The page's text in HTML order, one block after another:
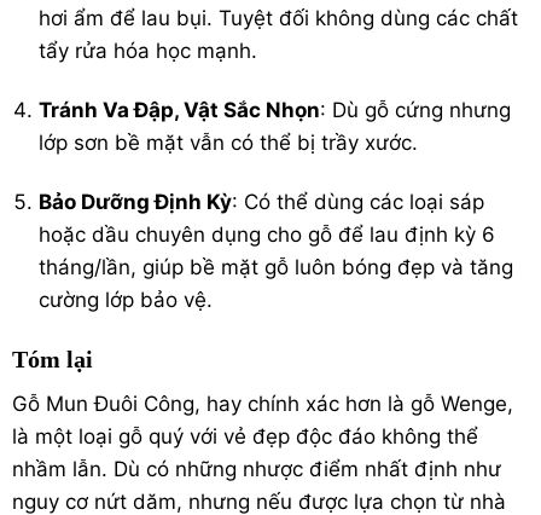
hơi ẩm để lau bụi. Tuyệt đối không dùng các chất
tẩy rửa hóa học mạnh.
Tránh Va Đập, Vật Sắc Nhọn: Dù gỗ cứng nhưng
lớp sơn bề mặt vẫn có thể bị trầy xước.
Bảo Dưỡng Định Kỳ: Có thể dùng các loại sáp
hoặc dầu chuyên dụng cho gỗ để lau định kỳ 6
tháng/lần, giúp bề mặt gỗ luôn bóng đẹp và tăng
cường lớp bảo vệ.
Tóm lại
Gỗ Mun Đuôi Công, hay chính xác hơn là gỗ Wenge,
là một loại gỗ quý với vẻ đẹp độc đáo không thể
nhầm lẫn. Dù có những nhược điểm nhất định như
nguy cơ nứt dăm, nhưng nếu được lựa chọn từ nhà